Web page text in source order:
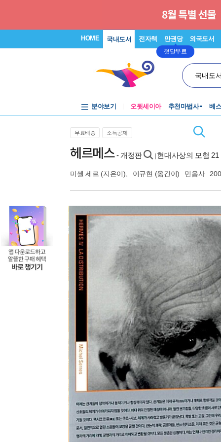
HOME 국내도서 전자책 만권당
첫달무료
외국도서
국내도
분야보기 오뒷세이아 추천마법사 베
무료배송 소득공제
헤르메스- 개정판 현대사상의 모험 21
미셸 세르 (지은이), 이규현 (옮긴이) 민음사